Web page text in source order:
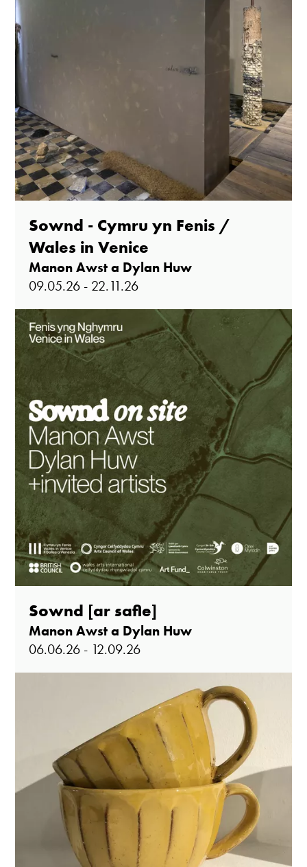
Sownd - Cymru yn Fenis /
Wales in Venice
Manon Awst a Dylan Huw
09.05.26 - 22.11.26
Sownd [ar safle]
Manon Awst a Dylan Huw
06.06.26 - 12.09.26